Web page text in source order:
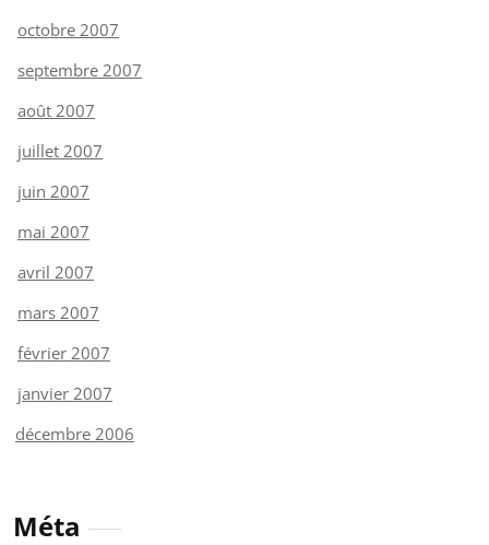
octobre 2007
septembre 2007
août 2007
juillet 2007
juin 2007
mai 2007
avril 2007
mars 2007
février 2007
janvier 2007
décembre 2006
Méta